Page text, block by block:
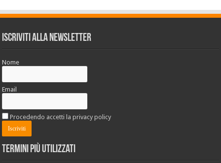
Iscriviti alla Newsletter
Nome
Email
Procedendo accetti la privacy policy
Termini più utilizzati